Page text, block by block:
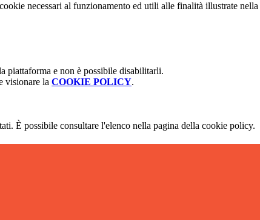
necessari al funzionamento ed utili alle finalità illustrate nella
piattaforma e non è possibile disabilitarli.
visionare la COOKIE POLICY.
È possibile consultare l'elenco nella pagina della cookie policy.